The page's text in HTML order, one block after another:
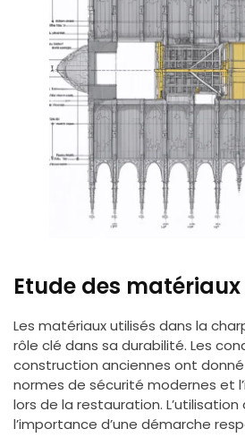
Etude des
Les matériaux utilisés dans la
rôle clé dans sa durabilité. Les
construction anciennes ont
normes de sécurité modernes et
lors de la restauration. L’utilisation
l’importance d’une démarche